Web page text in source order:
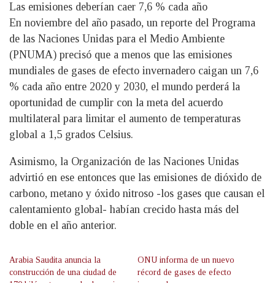
Las emisiones deberían caer 7,6 % cada año
En noviembre del año pasado, un reporte del Programa
de las Naciones Unidas para el Medio Ambiente
(PNUMA) precisó que a menos que las emisiones
mundiales de gases de efecto invernadero caigan un 7,6
% cada año entre 2020 y 2030, el mundo perderá la
oportunidad de cumplir con la meta del acuerdo
multilateral para limitar el aumento de temperaturas
global a 1,5 grados Celsius.
Asimismo, la Organización de las Naciones Unidas
advirtió en ese entonces que las emisiones de dióxido de
carbono, metano y óxido nitroso -los gases que causan el
calentamiento global- habían crecido hasta más del
doble en el año anterior.
Arabia Saudita anuncia la
construcción de una ciudad de
ONU informa de un nuevo
récord de gases de efecto